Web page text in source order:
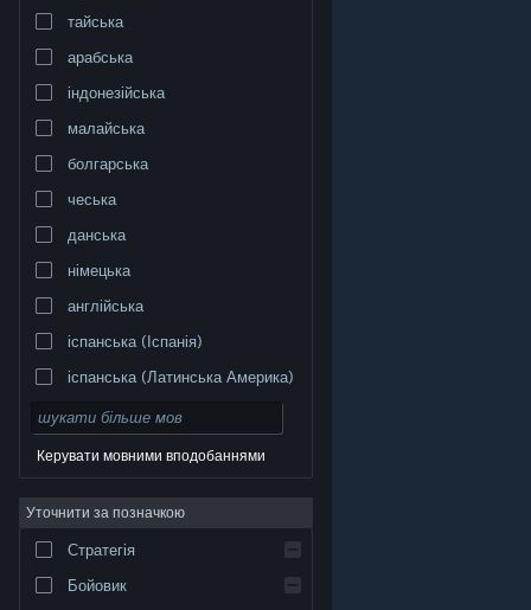
Переглянути повну версію
© Valve Corporation. Усі права захищено. Усі
Юридична інформація
підписника Steam
cookie
тайська
арабська
індонезійська
малайська
болгарська
чеська
данська
німецька
англійська
іспанська (Іспанія)
іспанська (Латинська Америка)
Керувати мовними вподобаннями
Уточнити за позначкою
Стратегія
Бойовик